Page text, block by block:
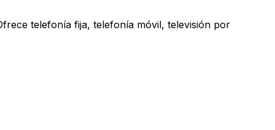
telefonía fija, telefonía móvil, televisión por